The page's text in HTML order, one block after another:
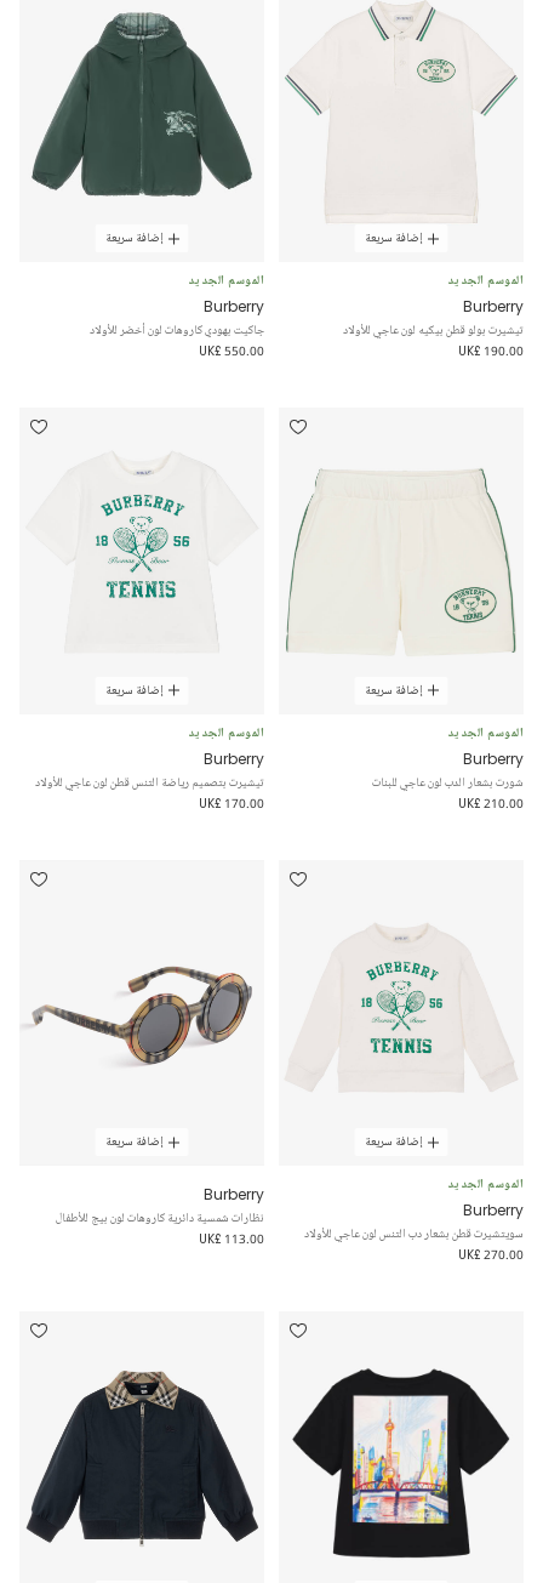
إضافة سريعة
الموسم الجديد
Burberry
تيشيرت بولو قطن بيكيه لون عاجي للأولاد
UK£ 190.00
إضافة سريعة
الموسم الجديد
Burberry
جاكيت بهودي كاروهات لون أخضر للأولاد
UK£ 550.00
إضافة سريعة
الموسم الجديد
Burberry
شورت بشعار الدب لون عاجي للبنات
UK£ 210.00
إضافة سريعة
الموسم الجديد
Burberry
تيشيرت بتصميم رياضة التنس قطن لون عاجي للأولاد
UK£ 170.00
إضافة سريعة
الموسم الجديد
Burberry
سويتشيرت قطن بشعار دب التنس لون عاجي للأولاد
UK£ 270.00
إضافة سريعة
Burberry
نظارات شمسية دائرية كاروهات لون بيج للأطفال
UK£ 113.00